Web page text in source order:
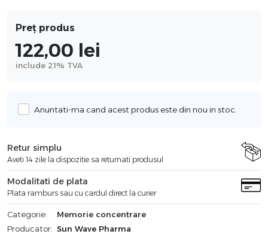
Preț produs
122,00 lei
include 21% TVA
Anuntati-ma cand acest produs este din nou in stoc.
Retur simplu
Aveti 14 zile la dispozitie sa returnati produsul
Modalitati de plata
Plata ramburs sau cu cardul direct la curier
Categorie:
Memorie concentrare
Producator: Sun Wave Pharma